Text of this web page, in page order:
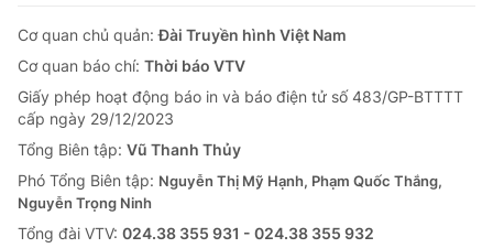
Cơ quan chủ quản:Đài Truyền hình Việt Nam
Cơ quan báo chí: Thời báo VTV
Giấy phép hoạt động báo in và báo điện tử số 483/GP-BTTTT
cấp ngày 29/12/2023
Tổng Biên tập: Vũ Thanh Thủy
Phó Tổng Biên tập: Nguyễn Thị Mỹ Hạnh, Phạm Quốc Thắng,
Nguyễn Trọng Ninh
Tổng đài VTV: 024.38 355 931 - 024.38 355 932